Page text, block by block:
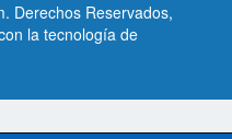
Derechos Reservados,
la tecnología de